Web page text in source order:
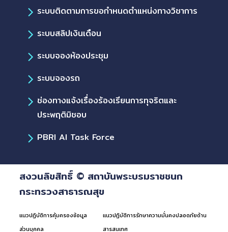
ระบบติดตามการขอกำหนดตำแหน่งทางวิชาการ
ระบบสลิปเงินเดือน
ระบบจองห้องประชุม
ระบบจองรถ
ช่องทางแจ้งเรื่องร้องเรียนการทุจริตและ
ประพฤติมิชอบ
PBRI AI Task Force
สงวนลิขสิทธิ์ © สถาบันพระบรมราชชนก
กระทรวงสาธารณสุข
แนวปฏิบัติการคุ้มครองข้อมูล
ส่วนบุคคล
แนวปฏิบัติการรักษาความมั่นคงปลอดภัยด้าน
สารสนเทศ